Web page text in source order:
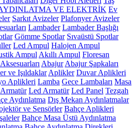
VE ELEKTRİK Ev
Sarkıt Avizeler Plafonyer Avizeler
Lambader Lambader Başlığı
Gömme Spotlar Sıvaüstü Spotlar
Led Ampul Halojen Ampul
Ampul Akıllı Ampul Floresan
Abajur Abajur Şapkaları
ve Işıldaklar Aplikler Duvar Aplikleri
Aplikleri Lamba Gece Lambaları Masa
Armatür Led Armatür Led Panel Tezgah
Aydınlatma Dış Mekan Aydınlatmalar
ve Sensörler Bahçe Aplikleri
Bahçe Masa Üstü Aydınlatma